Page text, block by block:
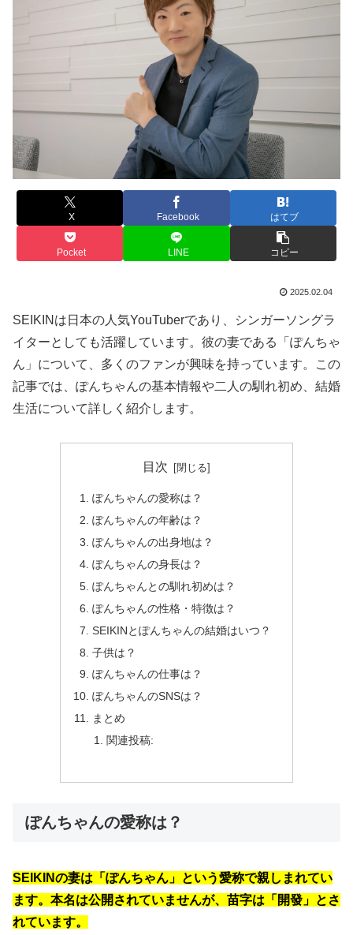
X Facebook はてブ
Pocket LINE コピー
2025.02.04
SEIKINは日本の人気YouTuberであり、シンガーソングラ
イターとしても活躍しています。彼の妻である「ぽんちゃ
ん」について、多くのファンが興味を持っています。この
記事では、ぽんちゃんの基本情報や二人の馴れ初め、結婚
生活について詳しく紹介します。
目次
ぽんちゃんの愛称は？
ぽんちゃんの年齢は？
ぽんちゃんの出身地は？
ぽんちゃんの身長は？
ぽんちゃんとの馴れ初めは？
ぽんちゃんの性格・特徴は？
SEIKINとぽんちゃんの結婚はいつ？
子供は？
ぽんちゃんの仕事は？
ぽんちゃんのSNSは？
まとめ
関連投稿:
ぽんちゃんの愛称は？
SEIKINの妻は「ぽんちゃん」という愛称で親しまれてい
ます。本名は公開されていませんが、苗字は「開發」とさ
れています。